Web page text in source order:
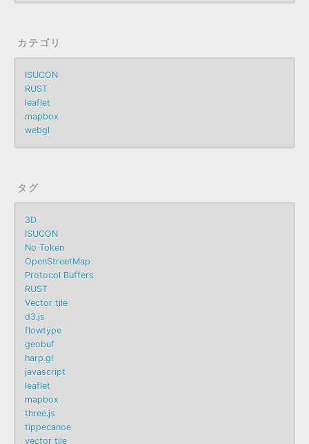
カテゴリ
ISUCON
RUST
leaflet
mapbox
webgl
タグ
3D
ISUCON
No Token
OpenStreetMap
Protocol Buffers
RUST
Vector tile
d3.js
flowtype
geobuf
harp.gl
javascript
leaflet
mapbox
three.js
tippecanoe
vector tile